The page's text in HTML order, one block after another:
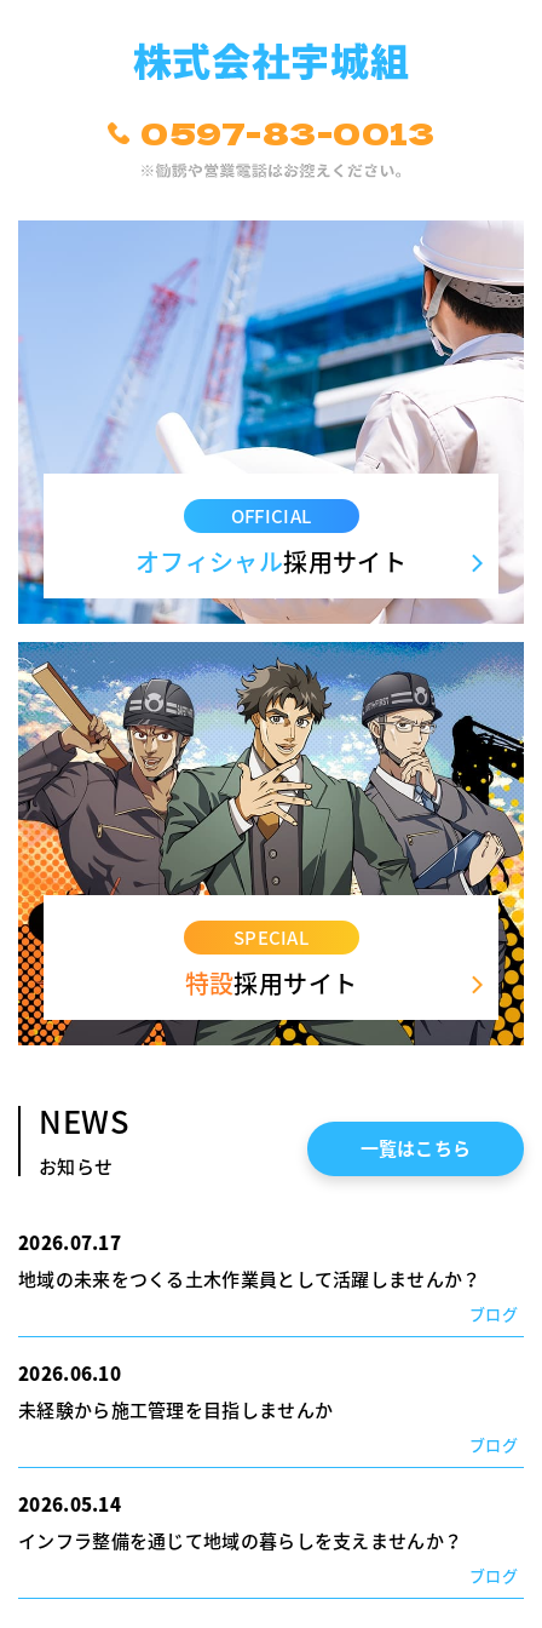
0597-83-0013
OFFICIAL
オフィシャル採用サイト
SPECIAL
特設採用サイト
NEWS
お知らせ
一覧はこちら
2026.07.17
地域の未来をつくる土木作業員として活躍しませんか？
ブログ
2026.06.10
未経験から施工管理を目指しませんか
ブログ
2026.05.14
インフラ整備を通じて地域の暮らしを支えませんか？
ブログ